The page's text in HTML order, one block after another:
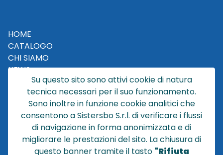
HOME
CATALOGO
CHI SIAMO
NEWS
CONTATTACI
CONDIZIONI DI VENDITA
POLICY PRIVACY
NOTE LEGALI
Cookie
Su questo sito sono attivi cookie di natura
tecnica necessari per il suo funzionamento.
Sono inoltre in funzione cookie analitici che
consentono a Sistersbo S.r.l. di verificare i flussi
di navigazione in forma anonimizzata e di
migliorare le prestazioni del sito. La chiusura di
questo banner tramite il tasto "Rifiuta